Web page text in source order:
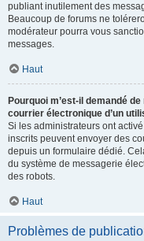
publiant inutilement des
Beaucoup de forums ne
modérateur pourra vous
messages.
Haut
Pourquoi m’est-il demandé
courrier électronique d’un
Si les administrateurs ont
inscrits peuvent envoyer des
depuis un formulaire dédié.
du système de messagerie
des robots.
Haut
Problèmes de